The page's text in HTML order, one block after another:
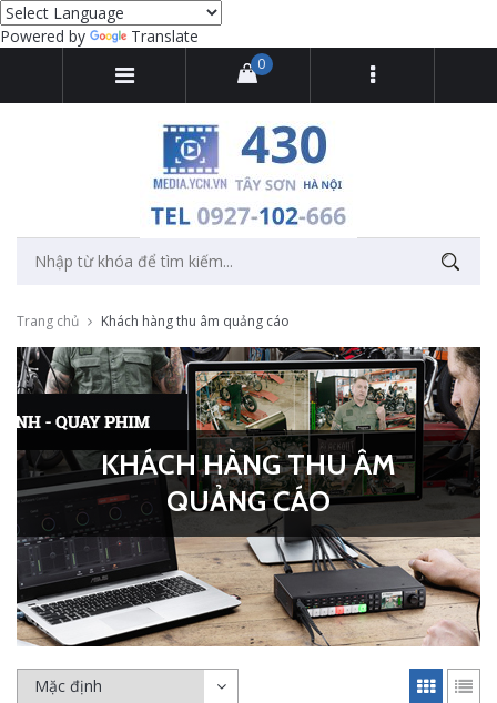
Powered by Translate
0
Trang chủ Khách hàng thu âm quảng cáo
KHÁCH HÀNG THU ÂM
QUẢNG CÁO